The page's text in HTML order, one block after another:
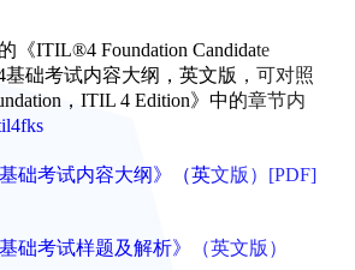
《ITIL®4 Foundation Candidate
基础考试内容大纲，英文版，可对照
，ITIL 4 Edition》中的章节内
础考试内容大纲》（英文版）[PDF]
础考试样题及解析》（英文版）